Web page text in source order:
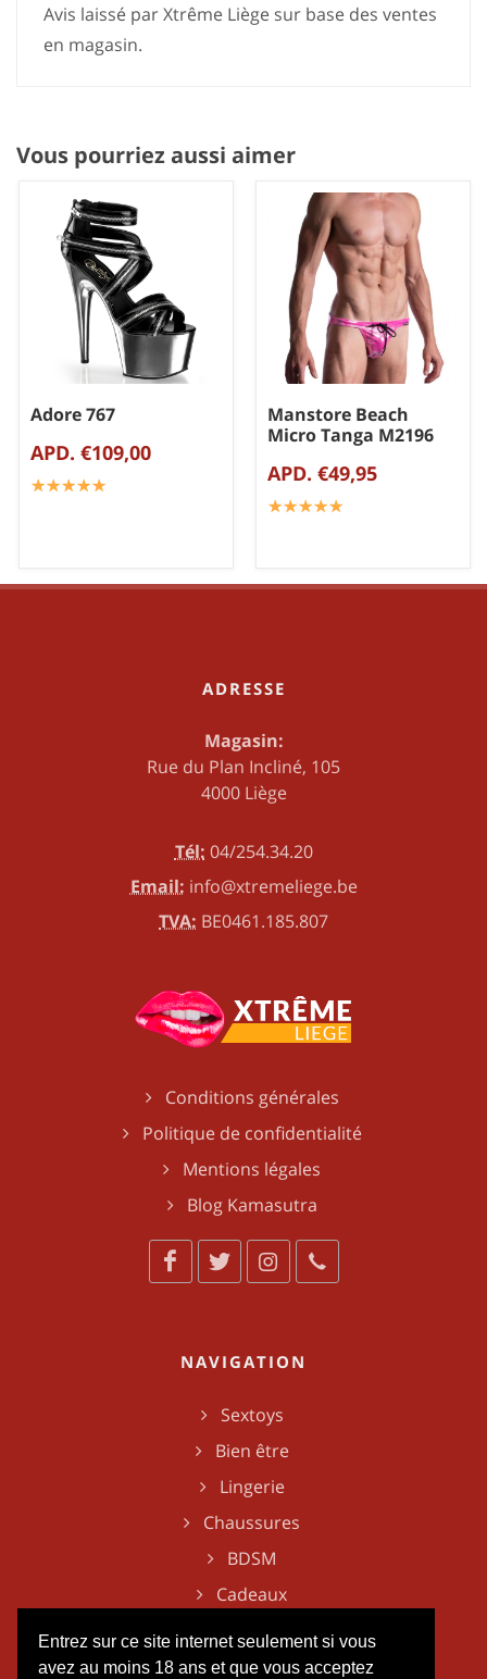
Entrez sur ce site internet seulement si vous
avez au moins 18 ans et que vous acceptez
Avis laissé par Xtrême Liège sur base des ventes
en magasin.
Vous pourriez aussi aimer
Adore 767
APD. €109,00
☆☆☆☆☆
★★★★★
Manstore Beach
Micro Tanga M2196
APD. €49,95
☆☆☆☆☆
★★★★★
ADRESSE
Magasin:
Rue du Plan Incliné, 105
4000 Liège
Tél: 04/254.34.20
Email: info@xtremeliege.be
TVA: BE0461.185.807
Conditions générales
Politique de confidentialité
Mentions légales
Blog Kamasutra
NAVIGATION
Sextoys
Bien être
Lingerie
Chaussures
BDSM
Cadeaux